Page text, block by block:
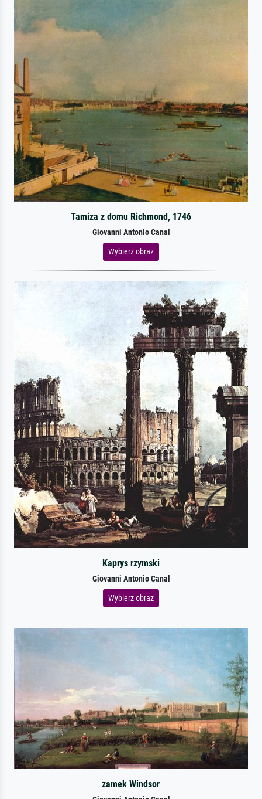
Tamiza z domu Richmond, 1746
Giovanni Antonio Canal
Wybierz obraz
Kaprys rzymski
Giovanni Antonio Canal
Wybierz obraz
zamek Windsor